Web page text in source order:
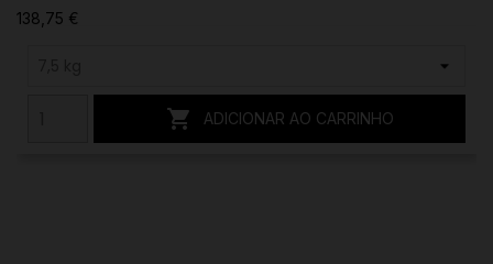
138,75 €
 ADICIONAR AO CARRINHO